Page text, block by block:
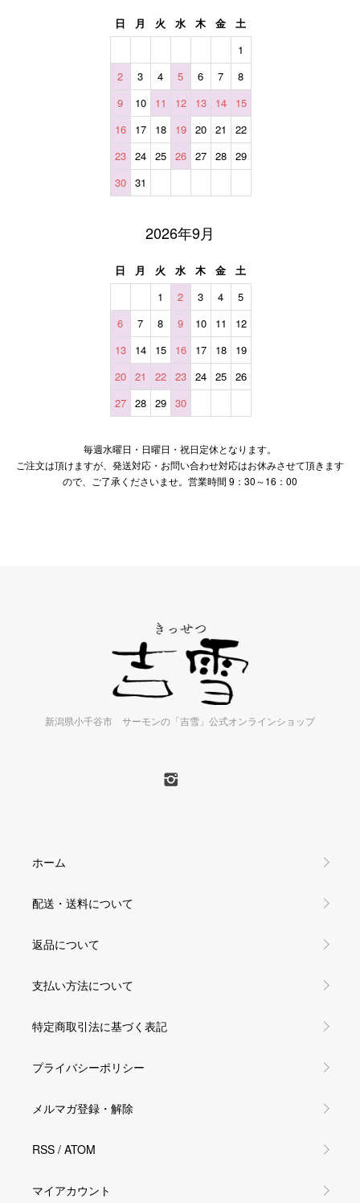
日 月 火 水 木 金
土
1
2
3 4 5 6 7
8
9
10 11 12 13 14
15
16
17 18 19 20 21
22
23
24 25 26 27 28
29
30
31
2026年9月
日 月 火 水 木 金
土
1
2 3 4
5
6
7 8 9 10 11
12
13
14 15 16 17 18
19
20
21 22 23 24 25
26
27
28 29 30
毎週水曜日・日曜日・祝日定休となります。
ご注文は頂けますが、発送対応・お問い合わせ対応はお休みさせて頂きます
ので、ご了承くださいませ。営業時間 9：30～16：00
新潟県小千谷市 サーモンの「吉雪」公式オンラインショップ
ホーム
配送・送料について
返品について
支払い方法について
特定商取引法に基づく表記
プライバシーポリシー
メルマガ登録・解除
RSS / ATOM
マイアカウント